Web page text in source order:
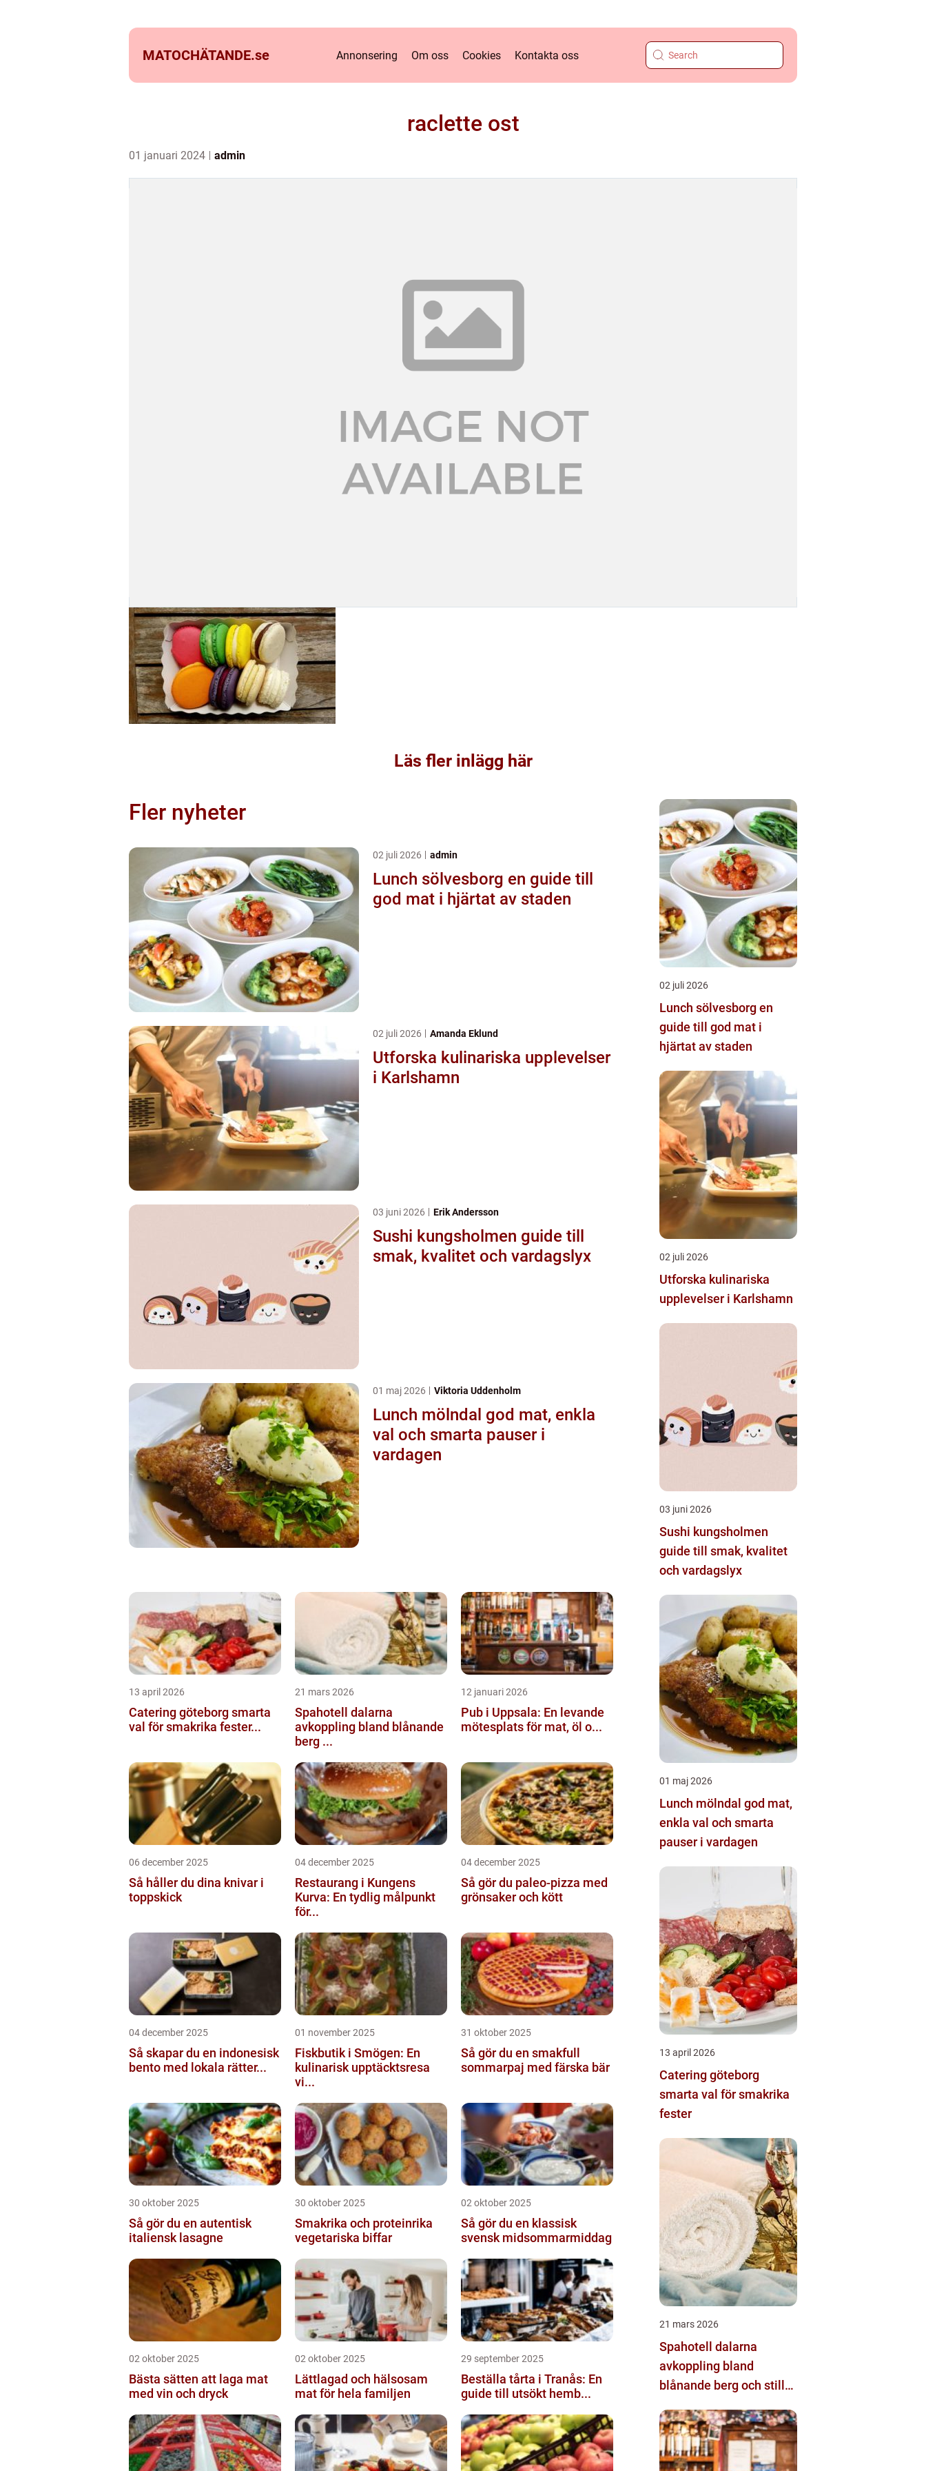
MATOCHÄTANDE.se Annonsering Om oss Cookies Kontakta oss
raclette ost
01 januari 2024 admin
Läs fler inlägg här
Fler nyheter
02 juli 2026 admin
Lunch sölvesborg en guide till
god mat i hjärtat av staden
02 juli 2026 Amanda Eklund
Utforska kulinariska upplevelser
i Karlshamn
03 juni 2026 Erik Andersson
Sushi kungsholmen guide till
smak, kvalitet och vardagslyx
01 maj 2026 Viktoria Uddenholm
Lunch mölndal god mat, enkla
val och smarta pauser i
vardagen
13 april 2026
Catering göteborg smarta
val för smakrika fester...
21 mars 2026
Spahotell dalarna
avkoppling bland blånande
berg ...
12 januari 2026
Pub i Uppsala: En levande
mötesplats för mat, öl o...
06 december 2025
Så håller du dina knivar i
toppskick
04 december 2025
Restaurang i Kungens
Kurva: En tydlig målpunkt
för...
04 december 2025
Så gör du paleo-pizza med
grönsaker och kött
04 december 2025
Så skapar du en indonesisk
bento med lokala rätter...
01 november 2025
Fiskbutik i Smögen: En
kulinarisk upptäcktsresa
vi...
31 oktober 2025
Så gör du en smakfull
sommarpaj med färska bär
30 oktober 2025
Så gör du en autentisk
italiensk lasagne
30 oktober 2025
Smakrika och proteinrika
vegetariska biffar
02 oktober 2025
Så gör du en klassisk
svensk midsommarmiddag
02 oktober 2025
Bästa sätten att laga mat
med vin och dryck
02 oktober 2025
Lättlagad och hälsosam
mat för hela familjen
29 september 2025
Beställa tårta i Tranås: En
guide till utsökt hemb...
02 juli 2026
Lunch sölvesborg en
guide till god mat i
hjärtat av staden
02 juli 2026
Utforska kulinariska
upplevelser i Karlshamn
03 juni 2026
Sushi kungsholmen
guide till smak, kvalitet
och vardagslyx
01 maj 2026
Lunch mölndal god mat,
enkla val och smarta
pauser i vardagen
13 april 2026
Catering göteborg
smarta val för smakrika
fester
21 mars 2026
Spahotell dalarna
avkoppling bland
blånande berg och stilla